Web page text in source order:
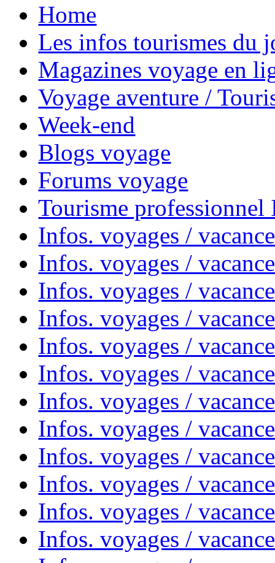
Home
Les infos tourismes du
Magazines voyage en
Voyage aventure /
Week-end
Blogs voyage
Forums voyage
Tourisme
Infos. voyages /
Infos. voyages /
Infos. voyages /
Infos. voyages /
Infos. voyages /
Infos. voyages /
Infos. voyages /
Infos. voyages /
Infos. voyages /
Infos. voyages /
Infos. voyages /
Infos. voyages /